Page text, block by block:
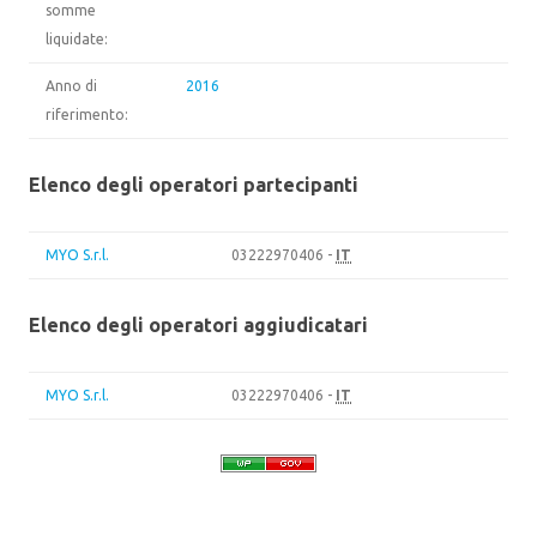
somme
liquidate:
Anno di
riferimento:
2016
Elenco degli operatori partecipanti
MYO S.r.l. 03222970406 - IT
Elenco degli operatori aggiudicatari
MYO S.r.l. 03222970406 - IT